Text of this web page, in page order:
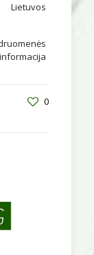
informacija
0